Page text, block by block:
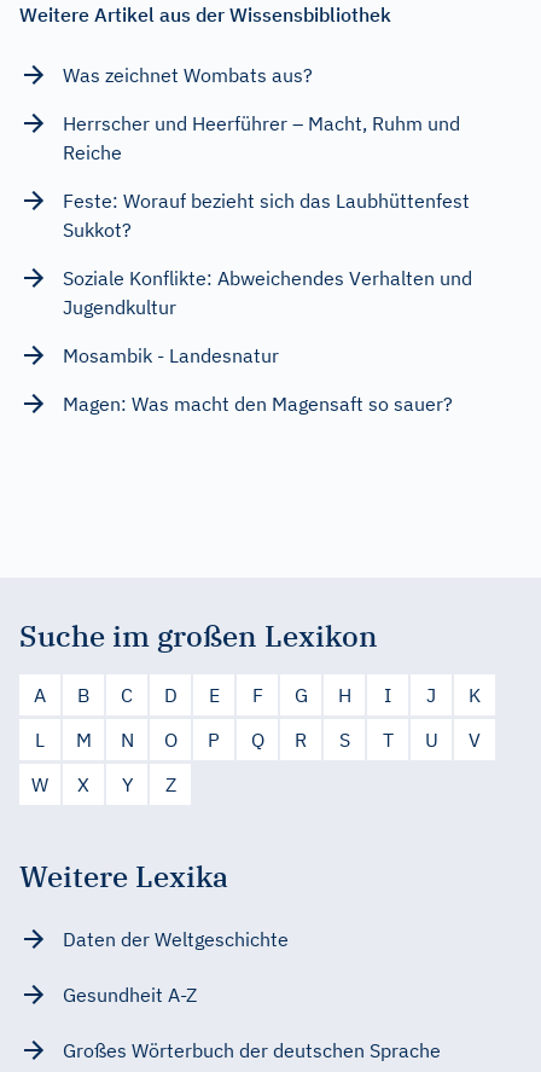
Weitere Artikel aus der Wissensbibliothek
Was zeichnet Wombats aus?
Herrscher und Heerführer – Macht, Ruhm und
Reiche
Feste: Worauf bezieht sich das Laubhüttenfest
Sukkot?
Soziale Konflikte: Abweichendes Verhalten und
Jugendkultur
Mosambik - Landesnatur
Magen: Was macht den Magensaft so sauer?
Suche im großen Lexikon
A B C D E F G H I J
K
L
M N O P Q R S T U
V
W
X Y Z
Weitere Lexika
Daten der Weltgeschichte
Gesundheit A-Z
Großes Wörterbuch der deutschen Sprache